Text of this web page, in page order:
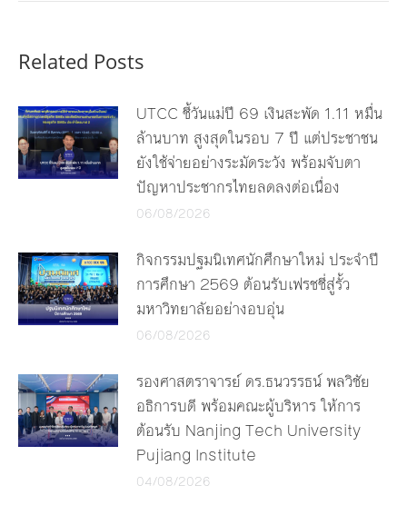
Related Posts
UTCC ชี้วันแม่ปี 69 เงินสะพัด 1.11 หมื่น
ล้านบาท สูงสุดในรอบ 7 ปี แต่ประชาชน
ยังใช้จ่ายอย่างระมัดระวัง พร้อมจับตา
ปัญหาประชากรไทยลดลงต่อเนื่อง
06/08/2026
กิจกรรมปฐมนิเทศนักศึกษาใหม่ ประจำปี
การศึกษา 2569 ต้อนรับเฟรชชี่สู่รั้ว
มหาวิทยาลัยอย่างอบอุ่น
06/08/2026
รองศาสตราจารย์ ดร.ธนวรรธน์ พลวิชัย
อธิการบดี พร้อมคณะผู้บริหาร ให้การ
ต้อนรับ Nanjing Tech University
Pujiang Institute
04/08/2026